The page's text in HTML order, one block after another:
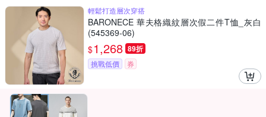
輕鬆打造層次穿搭
BARONECE 華夫格織紋層次假二件T恤_灰白
(545369-06)
$1,268 89折
挑戰低價 券